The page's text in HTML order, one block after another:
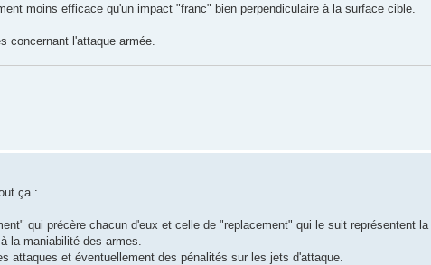
moins efficace qu'un impact "franc" bien perpendiculaire à la surface cible.
concernant l'attaque armée.
ça :
qui précère chacun d'eux et celle de "replacement" qui le suit représentent la
la maniabilité des armes.
attaques et éventuellement des pénalités sur les jets d'attaque.